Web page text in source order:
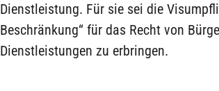
Dienstleistung. Für sie sei die
Beschränkung“ für das Recht von
Dienstleistungen zu erbringen.